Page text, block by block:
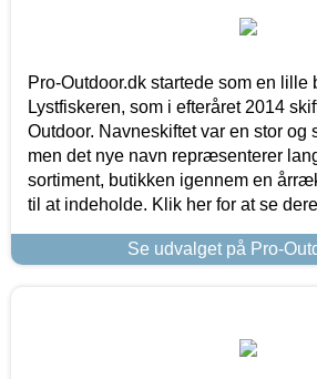
Pro-Outdoor.dk startede som en lille
Lystfiskeren, som i efteråret 2014
Outdoor. Navneskiftet var en stor
men det nye navn repræsenterer
sortiment, butikken igennem en
til at indeholde. Klik her for at se
Se udvalget på Pro-